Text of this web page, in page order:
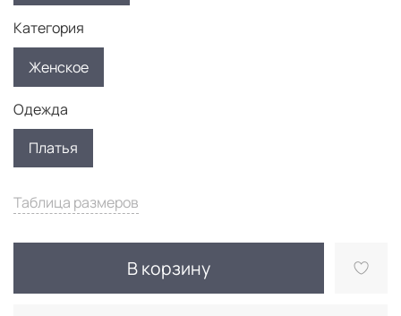
Таблица размеров
В корзину
Категория
Женское
Одежда
Платья